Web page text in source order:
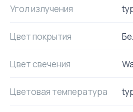
Угол излучения
Цвет покрытия
Цвет свечения
Цветовая температура